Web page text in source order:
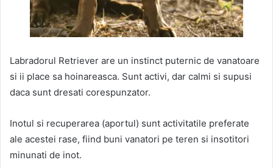
Labradorul Retriever are un instinct puternic de vanatoare
si ii place sa hoinareasca. Sunt activi, dar calmi si supusi
daca sunt dresati corespunzator.
Inotul si recuperarea (aportul) sunt activitatile preferate
ale acestei rase, fiind buni vanatori pe teren si insotitori
minunati de inot.